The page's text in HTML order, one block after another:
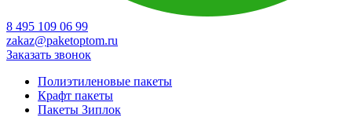
8 495 109 06 99
zakaz@paketoptom.ru
Заказать звонок
Полиэтиленовые пакеты
Крафт пакеты
Пакеты Зиплок